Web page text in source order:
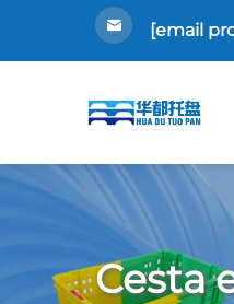
[email
Cesta